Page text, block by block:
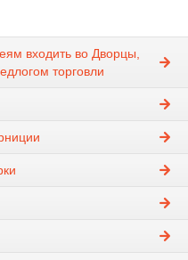
входить во Дворцы,
торговли